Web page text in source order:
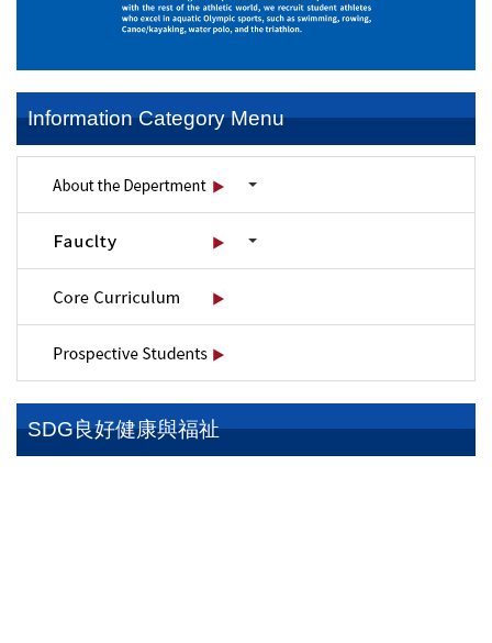
Information Category Menu
SDG良好健康與福祉